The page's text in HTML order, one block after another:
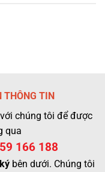
THÔNG TIN
chúng tôi để được
qua
166 188
bên dưới. Chúng tôi